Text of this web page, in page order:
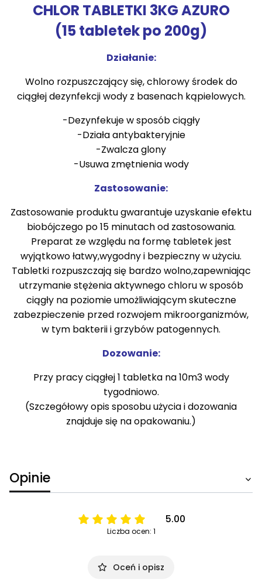
CHLOR TABLETKI 3KG AZURO
(15 tabletek po 200g)
Działanie:
Wolno rozpuszczający się, chlorowy środek do
ciągłej dezynfekcji wody z basenach kąpielowych.
-Dezynfekuje w sposób ciągły
-Działa antybakteryjnie
-Zwalcza glony
-Usuwa zmętnienia wody
Zastosowanie:
Zastosowanie produktu gwarantuje uzyskanie efektu
biobójczego po 15 minutach od zastosowania.
Preparat ze względu na formę tabletek jest
wyjątkowo łatwy,wygodny i bezpieczny w użyciu.
Tabletki rozpuszczają się bardzo wolno,zapewniając
utrzymanie stężenia aktywnego chloru w sposób
ciągły na poziomie umożliwiającym skuteczne
zabezpieczenie przed rozwojem mikroorganizmów,
w tym bakterii i grzybów patogennych.
Dozowanie:
Przy pracy ciągłej 1 tabletka na 10m3 wody
tygodniowo.
(Szczegółowy opis sposobu użycia i dozowania
znajduje się na opakowaniu.)
Opinie
5.00
Liczba ocen: 1
Oceń i opisz